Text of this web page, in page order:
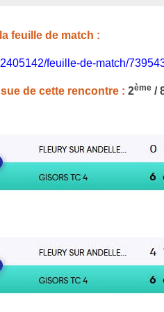
feuille de match :
feuille-de-match/
de cette rencontre : 2ème/